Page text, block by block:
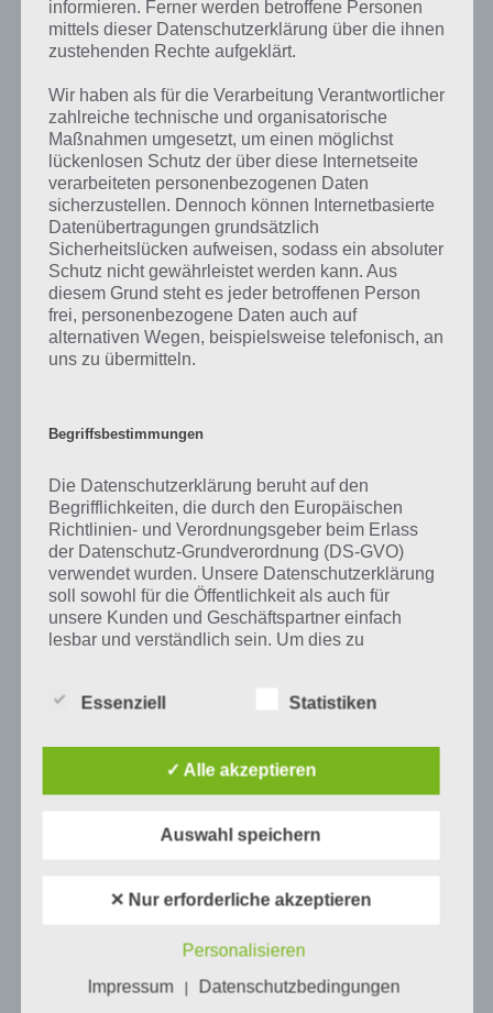
mit. Nur so können wir stets die aktuellen Antworten auf die
zahlreichen Fragen und Sachverhalte in der App geben. Da die
Entwickler die Lösungen immer mal wieder verändern.
Darum geht es bei 94%
Was ist 94%? In der App 94% musst du auf Basis eines Bildes oder
einer Aussage die Antworten herausfinden, die von anderen Spielern
am häufigsten genannt worden sind. Nur so kannst du das nächste
Level freischalten. Zusammenaddiert ergeben alle Antworten 94
Prozent, wovon die App ihren Namen hat. Entsprechend ist 94
Prozent ein Wort und Rätsel-Spiel. Bereits über 10 Millionen mal
wurde die App mittlerweile heruntergeladen und gehört mit zu den
erfolgreichsten Spiele Apps in diesem Genre im Google Play Store
und iTunes App Store.
Tweet auf Twitter
Mehr Artikel hier auf Touchportal
KOMMENTARE
informieren. Ferner werden betroffene Personen
mittels dieser Datenschutzerklärung über die ihnen
zustehenden Rechte aufgeklärt.
Wir haben als für die Verarbeitung Verantwortlicher
zahlreiche technische und organisatorische
Maßnahmen umgesetzt, um einen möglichst
lückenlosen Schutz der über diese Internetseite
verarbeiteten personenbezogenen Daten
sicherzustellen. Dennoch können Internetbasierte
Datenübertragungen grundsätzlich
Sicherheitslücken aufweisen, sodass ein absoluter
Schutz nicht gewährleistet werden kann. Aus
diesem Grund steht es jeder betroffenen Person
frei, personenbezogene Daten auch auf
alternativen Wegen, beispielsweise telefonisch, an
uns zu übermitteln.
Begriffsbestimmungen
Die Datenschutzerklärung beruht auf den
Begrifflichkeiten, die durch den Europäischen
Richtlinien- und Verordnungsgeber beim Erlass
der Datenschutz-Grundverordnung (DS-GVO)
verwendet wurden. Unsere Datenschutzerklärung
soll sowohl für die Öffentlichkeit als auch für
unsere Kunden und Geschäftspartner einfach
lesbar und verständlich sein. Um dies zu
unter anderem die folgenden Begriffe:
a) personenbezogene Daten
Informationen, die sich auf eine identifizierte
Folgenden „betroffene Person") beziehen.
Person angesehen, die direkt oder indirekt,
Essenziell Statistiken
✓ Alle akzeptieren
Auswahl speichern
✕ Nur erforderliche akzeptieren
Personalisieren
Impressum
Datenschutzbedingungen